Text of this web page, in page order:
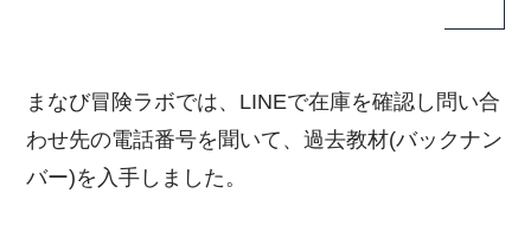
まなび冒険ラボでは、LINEで在庫を確認し問い合
わせ先の電話番号を聞いて、過去教材(バックナン
バー)を入手しました。